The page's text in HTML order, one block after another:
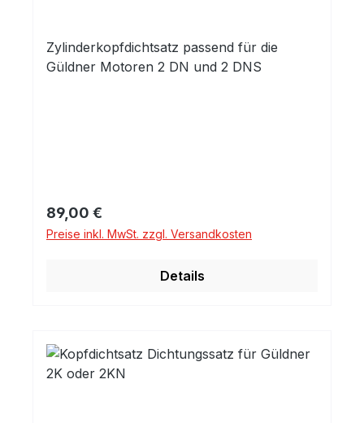
Zylinderkopfdichtsatz passend für die
Güldner Motoren 2 DN und 2 DNS
Regulärer Preis:
89,00 €
Preise inkl. MwSt. zzgl. Versandkosten
Details